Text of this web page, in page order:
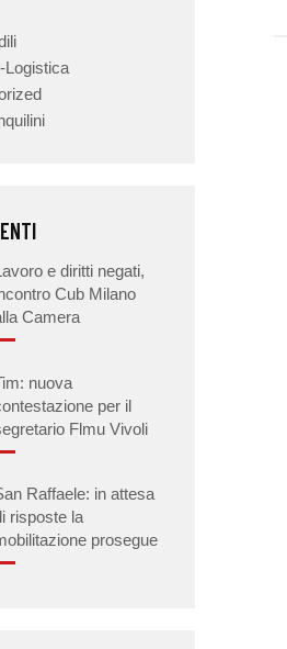
Logistica
e diritti negati,
Cub Milano
Camera
nuova
per il
Flmu Vivoli
Raffaele: in attesa
risposte la
prosegue